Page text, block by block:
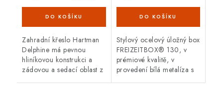
Zahradní křeslo Hartman
Delphine má pevnou
hliníkovou konstrukci a
zádovou a sedací oblast z
Stylový ocelový úložný box
FREIZEITBOX® 130, v
prémiové kvalitě, v
provedení bílá metalíza s